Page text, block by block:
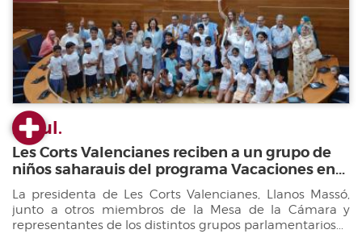
23 jul.
Les Corts Valencianes reciben a un grupo de
niños saharauis del programa Vacaciones en...
La presidenta de Les Corts Valencianes, Llanos Massó,
junto a otros miembros de la Mesa de la Cámara y
representantes de los distintos grupos parlamentarios...